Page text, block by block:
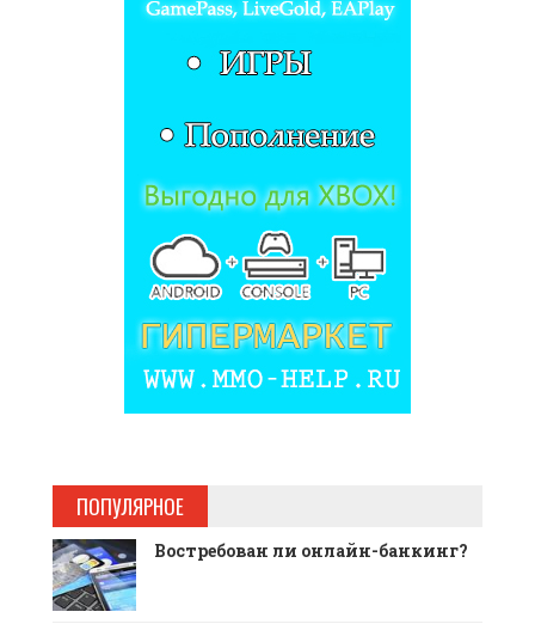
ПОПУЛЯРНОЕ
Востребован ли онлайн-банкинг?